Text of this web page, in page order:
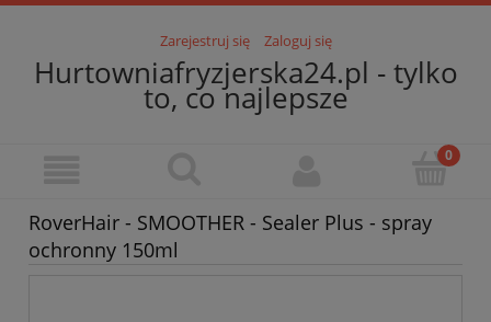
Zarejestruj się Zaloguj się
Hurtowniafryzjerska24.pl - tylko
to, co najlepsze
RoverHair - SMOOTHER - Sealer Plus - spray
ochronny 150ml